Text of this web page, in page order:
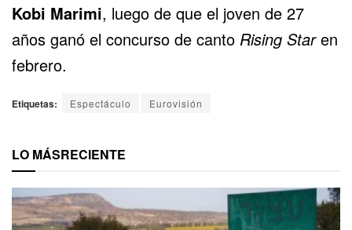
Kobi Marimi, luego de que el joven de 27
años ganó el concurso de canto Rising Staren
febrero.
Etiquetas: Espectáculo Eurovisión
LO MÁSRECIENTE